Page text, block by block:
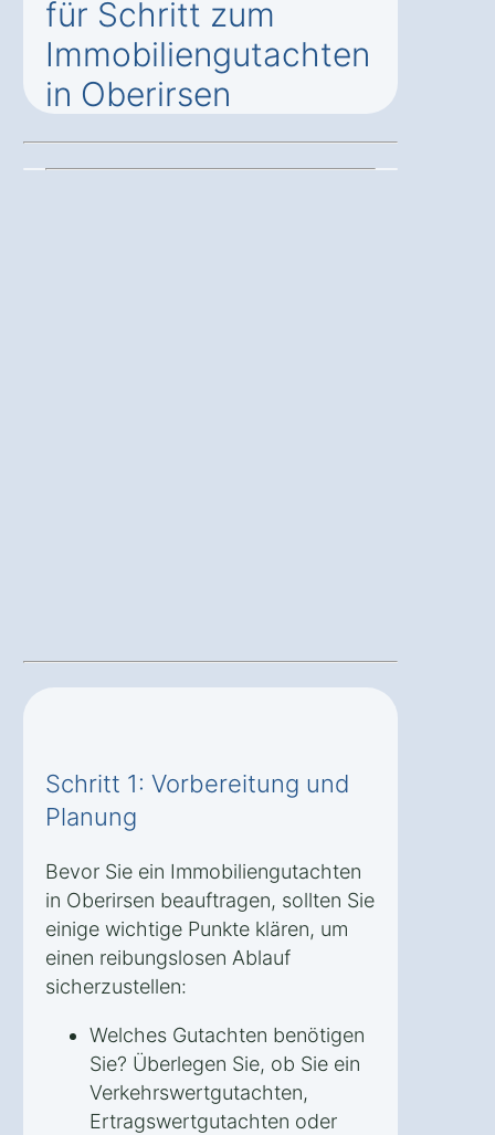
für Schritt zum
Immobiliengutachten
in Oberirsen
Schritt 1: Vorbereitung und
Planung
Bevor Sie ein Immobiliengutachten
in Oberirsen beauftragen, sollten Sie
einige wichtige Punkte klären, um
einen reibungslosen Ablauf
sicherzustellen:
Welches Gutachten benötigen
Sie? Überlegen Sie, ob Sie ein
Verkehrswertgutachten,
Ertragswertgutachten oder